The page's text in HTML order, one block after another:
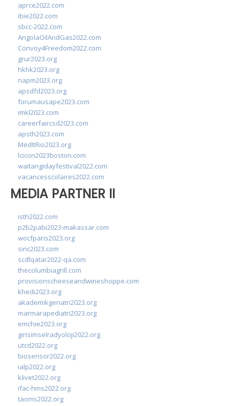
aprce2022.com
ibie2022.com
sbcc-2022.com
AngolaOilAndGas2022.com
Convoy4Freedom2022.com
grur2023.org
hkhk2023.org
napm2023.org
apsdfd2023.org
forumausape2023.com
imkl2023.com
careerfaircsd2023.com
apsth2023.com
MedItRio2023.org
lcicon2023boston.com
waitangidayfestival2022.com
vacancesscolaires2022.com
MEDIA PARTNER II
isth2022.com
p2b2pabi2023-makassar.com
wocfparis2023.org
sinc2023.com
scdlqatar2022-qa.com
thecolumbiagrill.com
provisionscheeseandwineshoppe.com
khedi2023.org
akademikgeriatri2023.org
marmarapediatri2023.org
emchie2023.org
girisimselradyoloji2022.org
utcd2022.org
biosensor2022.org
ialp2022.org
klivet2022.org
ifac-hms2022.org
taoms2022.org